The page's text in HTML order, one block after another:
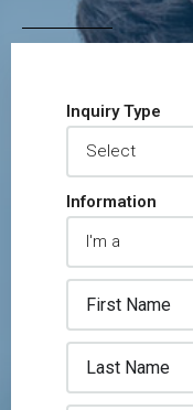
Inquiry Type
Information